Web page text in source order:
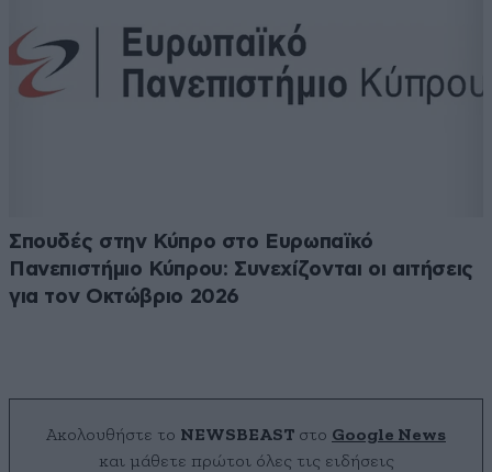
Σπουδές στην Κύπρο στο Ευρωπαϊκό
Πανεπιστήμιο Κύπρου: Συνεχίζονται οι αιτήσεις
για τον Οκτώβριο 2026
Ακολουθήστε το NEWSBEAST στο Google News
και μάθετε πρώτοι όλες τις ειδήσεις